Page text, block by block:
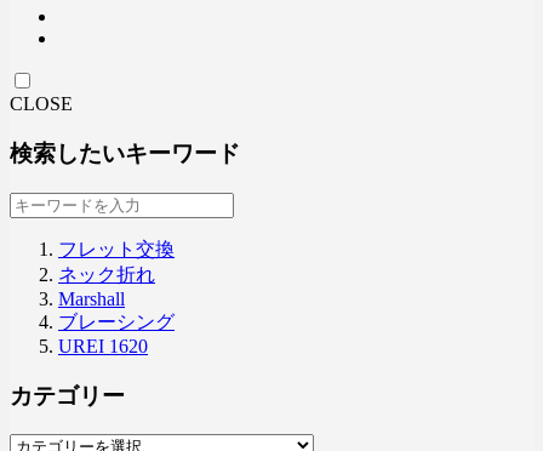
CLOSE
検索したいキーワード
フレット交換
ネック折れ
Marshall
ブレーシング
UREI 1620
カテゴリー